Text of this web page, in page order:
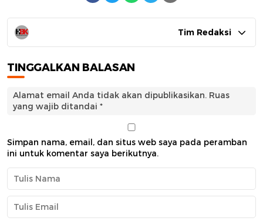
Tim Redaksi
TINGGALKAN BALASAN
Alamat email Anda tidak akan dipublikasikan. Ruas
yang wajib ditandai *
Simpan nama, email, dan situs web saya pada peramban
ini untuk komentar saya berikutnya.